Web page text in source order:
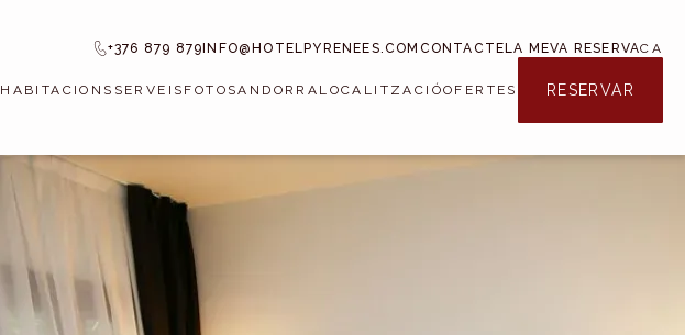
+376 879 879INFO@HOTELPYRENEES.COM CONTACTELA MEVA RESERVACA
HABITACIONS SERVEIS FOTOSANDORRA LOCALITZACIÓOFERTES RESERVAR